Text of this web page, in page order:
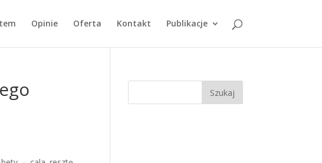
Opinie Oferta Kontakt Publikacje